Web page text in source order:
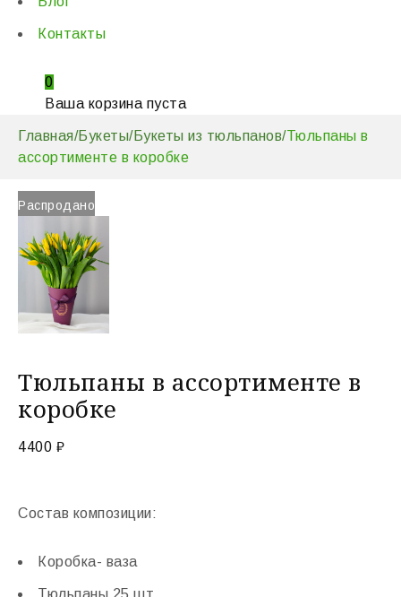
Контакты
0
Ваша корзина пуста
Главная/Букеты/Букеты из тюльпанов/Тюльпаны в
ассортименте в коробке
Распродано
Тюльпаны в ассортименте в
коробке
4400 ₽
Состав композиции:
Коробка- ваза
Тюльпаны 25 шт